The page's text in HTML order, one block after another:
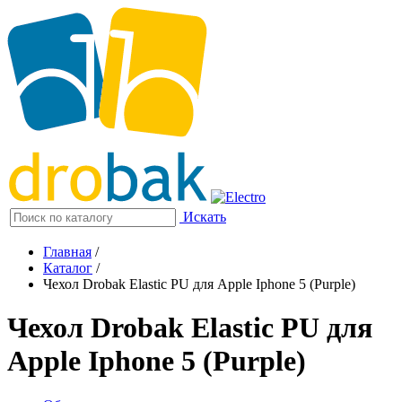
Искать
Главная /
Каталог /
Чехол Drobak Elastic PU для Apple Iphone 5 (Purple)
Чехол Drobak Elastic PU для
Apple Iphone 5 (Purple)